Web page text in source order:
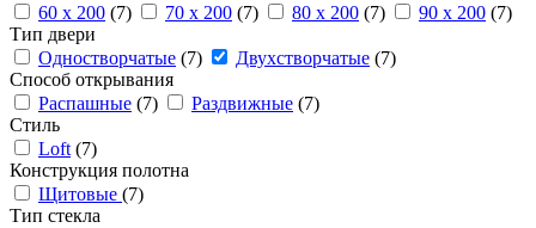
60 x 200 (7) 70 x 200 (7) 80 x 200 (7) 90 x 200 (7)
Тип двери
Одностворчатые (7) Двухстворчатые (7)
Способ открывания
Распашные (7) Раздвижные (7)
Стиль
Loft (7)
Конструкция полотна
Щитовые (7)
Тип стекла